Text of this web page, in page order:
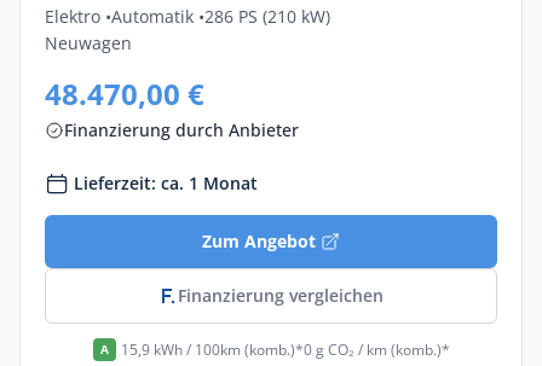
Elektro •Automatik •286 PS (210 kW)
Neuwagen
48.470,00 €
Finanzierung durch Anbieter
Lieferzeit: ca. 1 Monat
Zum Angebot
Finanzierung vergleichen
A 15,9 kWh / 100km (komb.)*0 g CO₂ / km (komb.)*